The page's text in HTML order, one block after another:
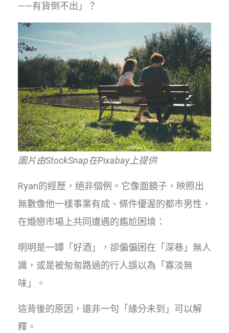
——有貨倒不出」？
圖片由StockSnap在Pixabay上提供
Ryan的經歷，絕非個例。它像面鏡子，映照出
無數像他一樣事業有成、條件優渥的都市男性，
在婚戀市場上共同遭遇的尷尬困境：
明明是一罈「好酒」，卻偏偏困在「深巷」無人
識，或是被匆匆路過的行人誤以為「寡淡無
味」。
這背後的原因，遠非一句「緣分未到」可以解
釋。